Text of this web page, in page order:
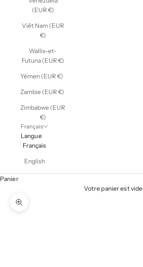
(EUR €)
Viêt Nam (EUR
€)
Wallis-et-
Futuna (EUR €)
Yémen (EUR €)
Zambie (EUR €)
Zimbabwe (EUR
€)
Français
Langue
Français
English
Panier
Votre panier est vide
Zoomer sur l'image